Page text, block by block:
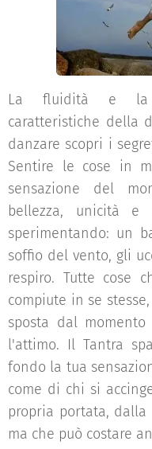
La fluidità e la
caratteristiche della
danzare scopri i
Sentire le cose in
sensazione del
bellezza, unicità
sperimentando: un
soffio del vento, gli
respiro. Tutte cose
compiute in se
sposta dal
l'attimo. Il Tantra
fondo la tua
come di chi si
propria portata,
ma che può costare